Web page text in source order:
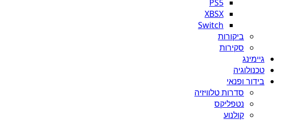
PS5
XBSX
Switch
ביקורות
סקירות
גיימינג
טכנולוגיה
בידור ופנאי
סדרות טלוויזיה
נטפליקס
קולנוע